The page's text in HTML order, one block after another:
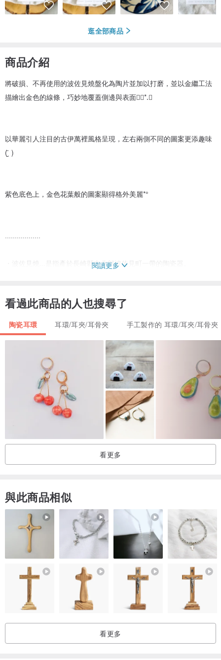
逛全部商品
商品介紹
將破損、不再使用的波佐見燒盤化為陶片並加以打磨，並以金繼工法
描繪出金色的線條，巧妙地覆蓋側邊與表面❁⃘*.゚
以華麗引人注目的古伊萬裡風格呈現，左右兩側不同的圖案更添趣味
( ̮̈ )
紫色底色上，金色花葉般的圖案顯得格外美麗*°
..................
・波佐見燒...是指產於長崎縣中北部波佐見町一帶的陶瓷器。
便風靡全球王公貴族，至今仍是廣受喜愛的逸品。
典雅的用色與華麗描繪的設計，交織出優美而華貴的質感。
重量單耳僅約 1g（不含金屬配件），配戴起來相當輕盈無負擔。
小巧的尺寸方便配戴，配戴時零壓力的感覺也令人欣喜...♪*゚
因此每一個都是獨一無二的。
這將是世界上僅屬於您的飾品໒꒱‧̩͙
非常適合犒賞自己，或是送給不希望與他人撞款、獨一無二的特別之
人作為贈禮...♪*゚
沉穩的色調，經典耐看不易過時的設計，
讓您無論哪個年齡層都能長久配戴。
閱讀更多
看過此商品的人也搜尋了
陶瓷耳環 耳環/耳夾/耳骨夾 手工製作的 耳環/耳夾/耳骨夾
看更多
與此商品相似
看更多